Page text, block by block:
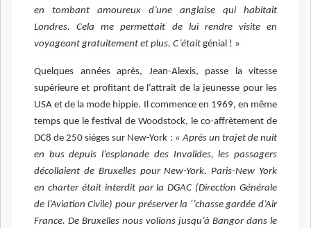
en tombant amoureux d’une anglaise qui habitait
Londres. Cela me permettait de lui rendre visite en
voyageant gratuitement et plus. C’était génial ! »
Quelques années après, Jean-Alexis, passe la vitesse
supérieure et profitant de l’attrait de la jeunesse pour les
USA et de la mode hippie. Il commence en 1969, en même
temps que le festival de Woodstock, le co-affrètement de
DC8 de 250 sièges sur New-York : « Après un trajet de nuit
en bus depuis l’esplanade des Invalides, les passagers
décollaient de Bruxelles pour New-York. Paris-New York
en charter était interdit par la DGAC (Direction Générale
de l’Aviation Civile) pour préserver la ‘’chasse gardée d’Air
France. De Bruxelles nous volions jusqu’à Bangor dans le